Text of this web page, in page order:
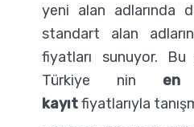
yeni alan adlarında
standart alan
fiyatları sunuyor.
Türkiye nin en
kayıtfiyatlarıyla